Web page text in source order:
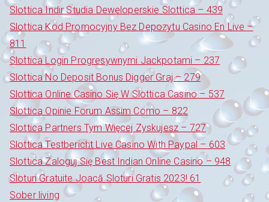
Slottica Indir Studia Deweloperskie Slottica – 439
Slottica Kod Promocyjny Bez Depozytu Casino En Live –
811
Slottica Login Progresywnymi Jackpotami – 237
Slottica No Deposit Bonus Digger Graj – 279
Slottica Online Casino Się W Slottica Casino – 537
Slottica Opinie Forum Assim Como – 822
Slottica Partners Tym Więcej Zyskujesz – 727
Slottica Testbericht Live Casino With Paypal – 603
Slottica Zaloguj Się Best Indian Online Casino – 948
Sloturi Gratuite Joacă Sloturi Gratis 2023! 61
Sober living